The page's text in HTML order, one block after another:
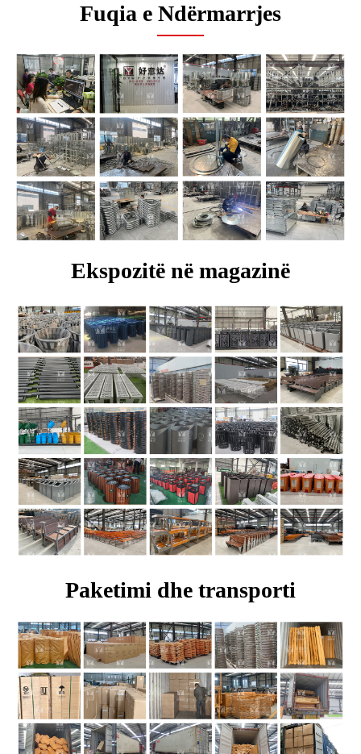
Fuqia e Ndërmarrjes
Ekspozitë në magazinë
Paketimi dhe transporti